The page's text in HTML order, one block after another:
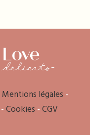
Mentions légales -
-Cookies -CGV